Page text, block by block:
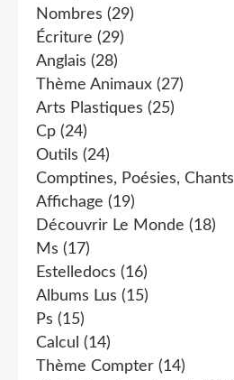
Nombres (29)
Écriture (29)
Anglais (28)
Thème Animaux (27)
Arts Plastiques (25)
Cp (24)
Outils (24)
Comptines, Poésies, Chants
Affichage (19)
Découvrir Le Monde (18)
Ms (17)
Estelledocs (16)
Albums Lus (15)
Ps (15)
Calcul (14)
Thème Compter (14)